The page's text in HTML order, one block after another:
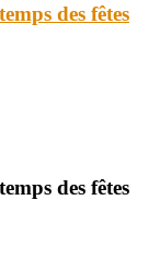
des fêtes
des fêtes